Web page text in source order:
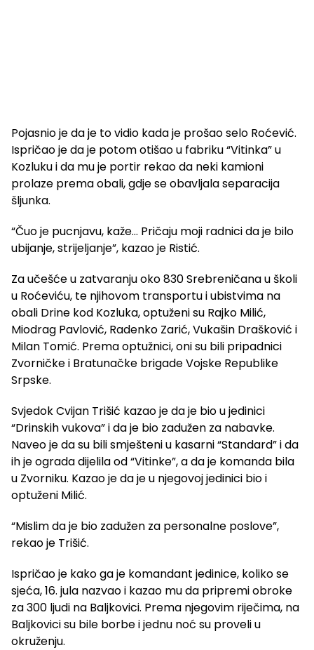
Pojasnio je da je to vidio kada je prošao selo Roćević.
Ispričao je da je potom otišao u fabriku “Vitinka” u
Kozluku i da mu je portir rekao da neki kamioni
prolaze prema obali, gdje se obavljala separacija
šljunka.
“Čuo je pucnjavu, kaže… Pričaju moji radnici da je bilo
ubijanje, strijeljanje”, kazao je Ristić.
Za učešće u zatvaranju oko 830 Srebreničana u školi
u Roćeviću, te njihovom transportu i ubistvima na
obali Drine kod Kozluka, optuženi su Rajko Milić,
Miodrag Pavlović, Radenko Zarić, Vukašin Drašković i
Milan Tomić. Prema optužnici, oni su bili pripadnici
Zvorničke i Bratunačke brigade Vojske Republike
Srpske.
Svjedok Cvijan Trišić kazao je da je bio u jedinici
“Drinskih vukova” i da je bio zadužen za nabavke.
Naveo je da su bili smješteni u kasarni “Standard” i da
ih je ograda dijelila od “Vitinke”, a da je komanda bila
u Zvorniku. Kazao je da je u njegovoj jedinici bio i
optuženi Milić.
“Mislim da je bio zadužen za personalne poslove”,
rekao je Trišić.
Ispričao je kako ga je komandant jedinice, koliko se
sjeća, 16. jula nazvao i kazao mu da pripremi obroke
za 300 ljudi na Baljkovici. Prema njegovim riječima, na
Baljkovici su bile borbe i jednu noć su proveli u
okruženju.